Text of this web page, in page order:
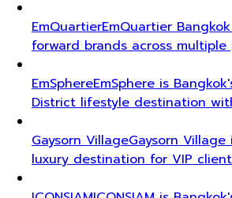
EmQuartierEmQuartier
forward brands across
EmSphereEmSphere is
District lifestyle destination
Gaysorn VillageGaysorn
luxury destination for VIP